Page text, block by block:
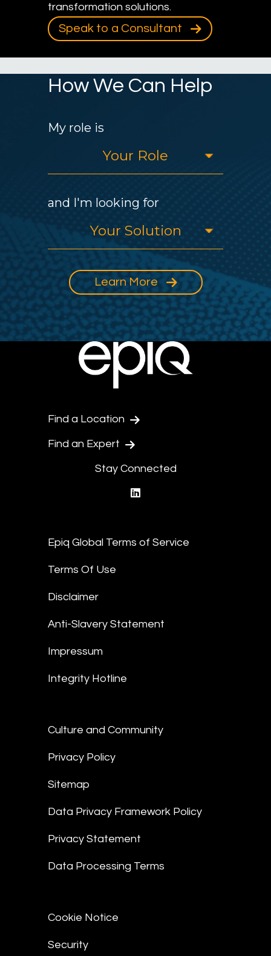
transformation solutions.
Speak to a Consultant
How We Can Help
My role is
and I'm looking for
Learn More
Find a Location
Find an Expert
Stay Connected
Epiq Global Terms of Service
Terms Of Use
Disclaimer
Anti-Slavery Statement
Impressum
Integrity Hotline
Culture and Community
Privacy Policy
Sitemap
Data Privacy Framework Policy
Privacy Statement
Data Processing Terms
Cookie Notice
Security